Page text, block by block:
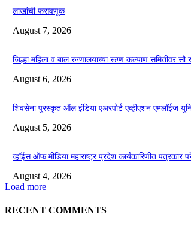
लाखांची फसवणूक
August 7, 2026
जिल्हा महिला व बाल रुग्णालयाच्या रूग्ण कल्याण समितीवर सौ
August 6, 2026
शिवसेना पुरस्कृत ऑल इंडिया एअरपोर्ट एव्हीएशन एम्प्लॉईज
August 5, 2026
व्हॉईस ऑफ मीडिया महाराष्ट्र प्रदेश कार्यकारिणीत पत्रकार
August 4, 2026
Load more
RECENT COMMENTS